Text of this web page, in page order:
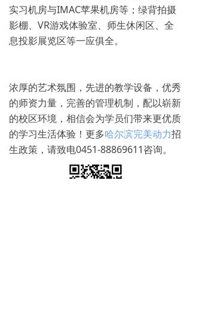
实习机房与IMAC苹果机房等；绿背拍摄
影棚、VR游戏体验室、师生休闲区、全
息投影展览区等一应俱全。
浓厚的艺术氛围，先进的教学设备，优秀
的师资力量，完善的管理机制，配以崭新
的校区环境，相信会为学员们带来更优质
的学习生活体验！更多哈尔滨完美动力招
生政策，请致电0451-88869611咨询。